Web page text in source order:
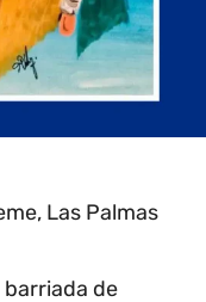
Las Palmas
barriada de